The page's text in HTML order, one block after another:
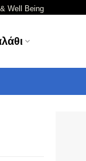
Well Being